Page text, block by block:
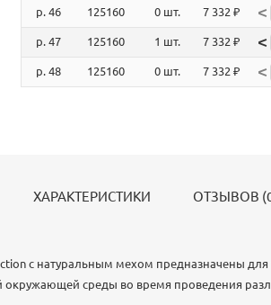
р. 46 125160 0 шт. 7 332 ₽ <
р. 47 125160 1 шт. 7 332 ₽ <
р. 48 125160 0 шт. 7 332 ₽ <
ХАРАКТЕРИСТИКИ ОТЗЫВОВ
с натуральным мехом предназначены
окружающей среды во время проведения